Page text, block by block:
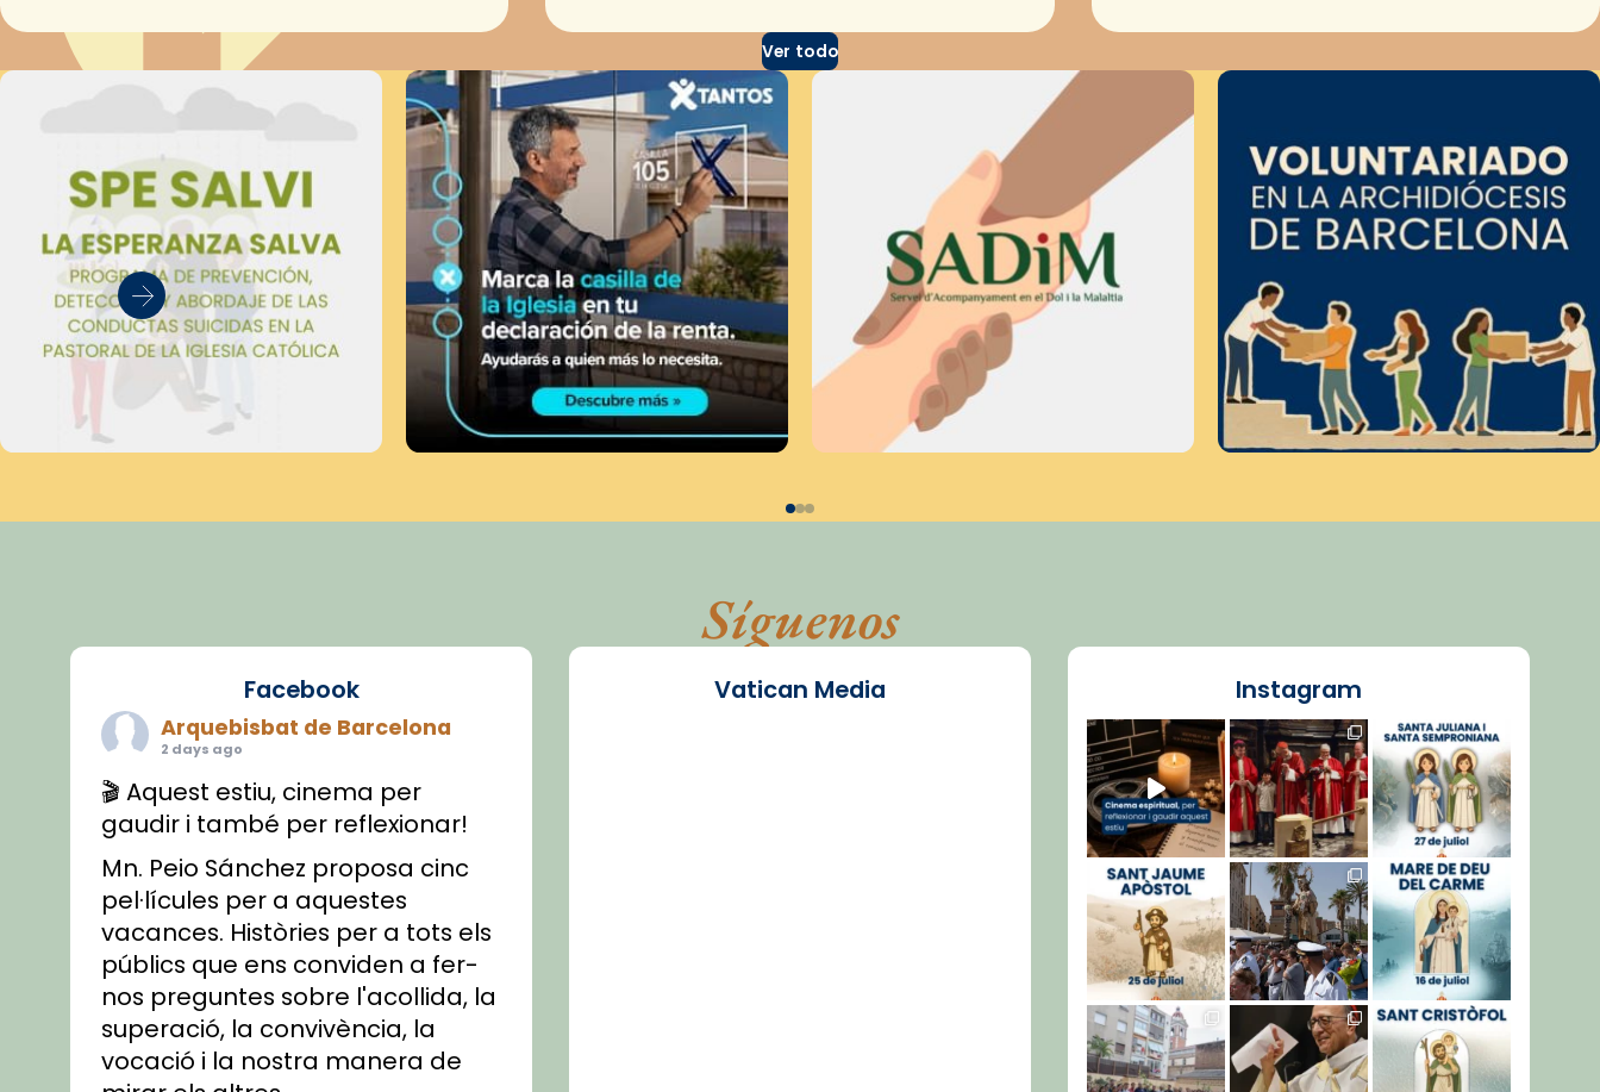
Ver todo
Síguenos
Facebook
Arquebisbat de Barcelona
2 days ago
🎬 Aquest estiu, cinema per
gaudir i també per reflexionar!
Mn. Peio Sánchez proposa cinc
pel·lícules per a aquestes
vacances. Històries per a tots els
públics que ens conviden a fer-
nos preguntes sobre l'acollida, la
superació, la convivència, la
vocació i la nostra manera de
Vatican Media Instagram